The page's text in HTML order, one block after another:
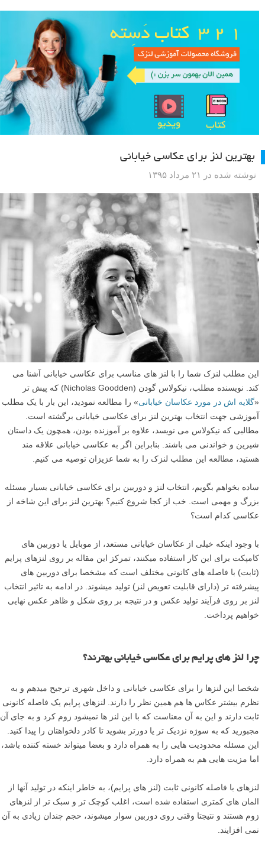
بهترین لنز برای عکاسی خیابانی
نوشته شده در ۲۱ مرداد ۱۳۹۵
این مطلب لنزک شما را با لنز های مناسب برای عکاسی خیابانی آشنا می
کند. نویسنده مطلب، نیکولاس گودن (Nicholas Goodden) که پیش تر
«گلایه اش در مورد عکاسان خیابانی» را مطالعه نمودید، این بار با یک مطلب
آموزشی جهت انتخاب بهترین لنز برای عکاسی خیابانی برگشته است.
مطالبی که نیکولاس می نویسد، علاوه بر آموزنده بودن، همچون یک داستان
شیرین و خواندنی می باشند. بنابراین اگر به عکاسی خیابانی علاقه مند
هستید، مطالعه این مطلب لنزک را به شما عزیزان توصیه می کنیم.
ساده بخواهم بگویم، انتخاب لنز و دوربین برای عکاسی خیابانی بسیار مسئله
بزرگ و مهمی است. خب از کجا شروع کنیم؟ بهترین لنز برای این شاخه از
عکاسی کدام است؟
با وجود اینکه خیلی از عکاسان خیابانی مستعد، از موبایل یا دوربین های
کامپکت برای این کار استفاده میکنند، تمرکز این مقاله بر روی لنزهای پرایم
(ثابت) با فاصله های کانونی مختلف است که مشخصا برای دوربین های
پیشرفته تر (دارای قابلیت تعویض لنز) تولید میشوند. در ادامه به تاثیر انتخاب
لنز بر روی فرآیند تولید عکس و در نتیجه بر روی شکل و ظاهر عکس نهایی
خواهیم پرداخت.
چرا لنز های پرایم برای عکاسی خیابانی بهترند؟
شخصا این لنزها را برای عکاسی خیابانی و داخل شهری ترجیح میدهم و به
نظرم بیشتر عکاس ها هم همین نظر را دارند. لنزهای پرایم یک فاصله کانونی
ثابت دارند و این به آن معناست که با این لنز ها نمیشود زوم کرد و به جای آن
مجبورید که به سوژه نزدیک تر یا دورتر بشوید تا کادر دلخواهتان را پیدا کنید.
این مسئله محدودیت هایی را به همراه دارد و بعضا میتواند خسته کننده باشد،
اما مزیت هایی هم به همراه دارد.
لنزهای با فاصله کانونی ثابت (لنز های پرایم)، به خاطر اینکه در تولید آنها از
المان های کمتری استفاده شده است، اغلب کوچک تر و سبک تر از لنزهای
زوم هستند و نتیجتا وقتی روی دوربین سوار میشوند، حجم چندان زیادی به آن
نمی افزایند.